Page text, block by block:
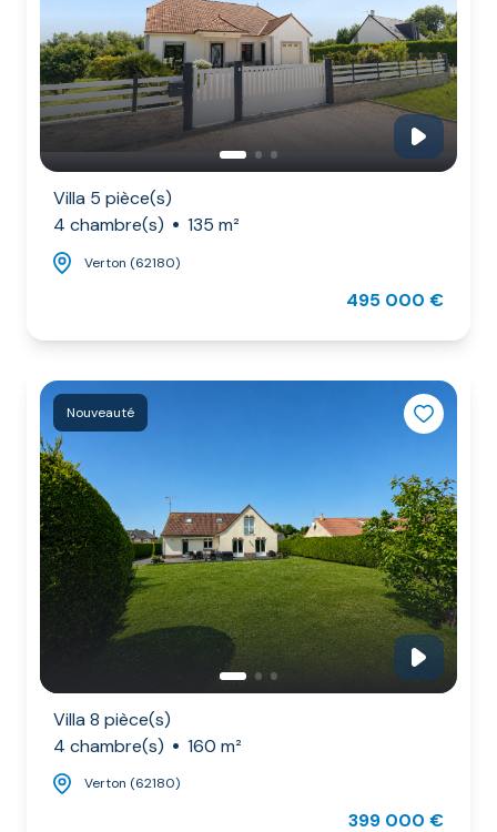
Villa 5 pièce(s)
4 chambre(s)
135 m²
Verton (62180)
495 000 €
Nouveauté
Villa 8 pièce(s)
4 chambre(s)
160 m²
Verton (62180)
399 000 €